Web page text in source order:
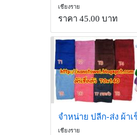
เชียงราย
ราคา 45.00 บาท
เชียงราย